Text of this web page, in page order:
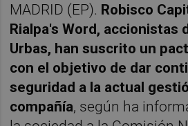
MADRID (EP). Robisco
Rialpa's Word, accionistas
Urbas, han suscrito un
con el objetivo de dar
seguridad a la actual
compañía, según ha